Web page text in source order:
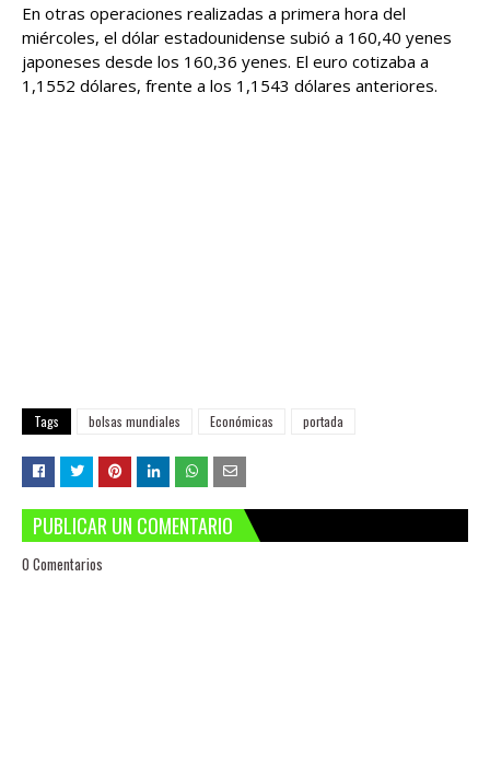
En otras operaciones realizadas a primera hora del
miércoles, el dólar estadounidense subió a 160,40 yenes
japoneses desde los 160,36 yenes. El euro cotizaba a
1,1552 dólares, frente a los 1,1543 dólares anteriores.
Tags bolsas mundiales Económicas portada
PUBLICAR UN COMENTARIO
0 Comentarios